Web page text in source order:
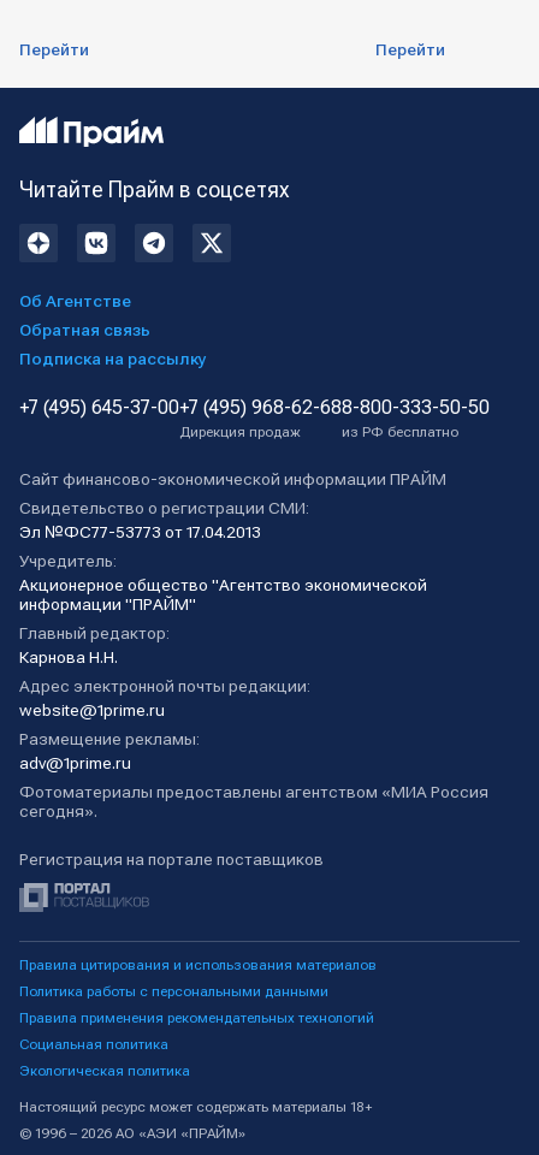
Перейти Перейти
Читайте Прайм в соцсетях
Об Агентстве
Обратная связь
Подписка на рассылку
+7 (495) 645-37-00+7 (495) 968-62-68
Дирекция продаж
8-800-333-50-50
из РФ бесплатно
Сайт финансово-экономической информации ПРАЙМ
Свидетельство о регистрации СМИ:
Эл №ФС77-53773 от 17.04.2013
Учредитель:
Акционерное общество "Агентство экономической
информации "ПРАЙМ"
Главный редактор:
Карнова Н.Н.
Адрес электронной почты редакции:
website@1prime.ru
Размещение рекламы:
adv@1prime.ru
Фотоматериалы предоставлены агентством «МИА Россия
сегодня».
Регистрация на портале поставщиков
Правила цитирования и использования материалов
Политика работы с персональными данными
Правила применения рекомендательных технологий
Социальная политика
Экологическая политика
Настоящий ресурс может содержать материалы 18+
© 1996 – 2026 АО «АЭИ «ПРАЙМ»